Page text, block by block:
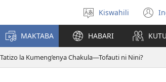
Chagua
lugha
Kiswahili
MAKTABA HABARI
la Kumeng’enya Chakula—Tofauti ni Nini?